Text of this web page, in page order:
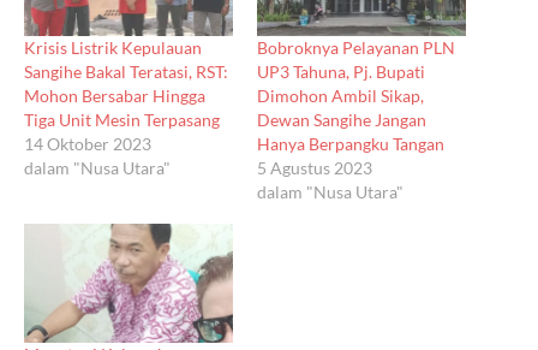
Krisis Listrik Kepulauan
Sangihe Bakal Teratasi, RST:
Mohon Bersabar Hingga
Tiga Unit Mesin Terpasang
14 Oktober 2023
dalam "Nusa Utara"
Bobroknya Pelayanan PLN
UP3 Tahuna, Pj. Bupati
Dimohon Ambil Sikap,
Dewan Sangihe Jangan
Hanya Berpangku Tangan
5 Agustus 2023
dalam "Nusa Utara"